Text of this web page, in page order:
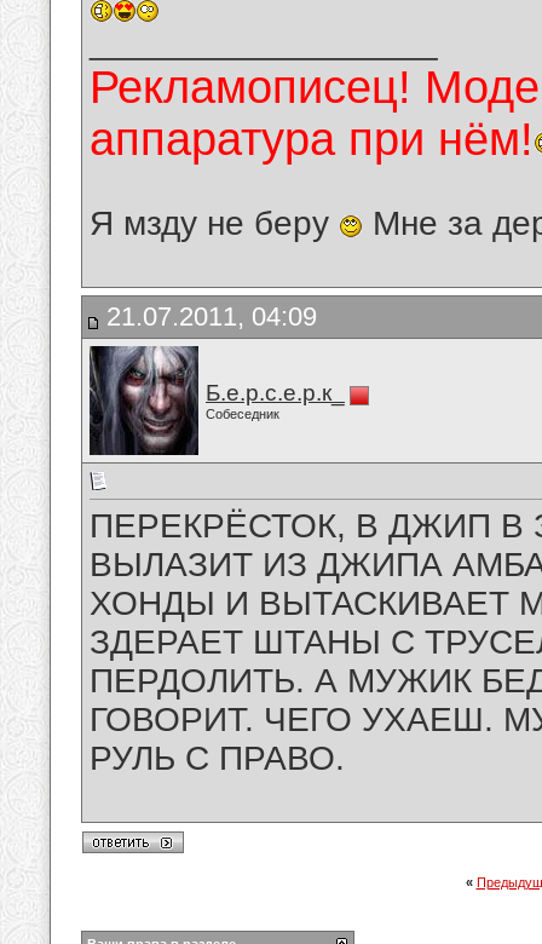
Рекламописец!
аппаратура при нём!
Я мзду не беру Мне за
21.07.2011, 04:09
Б.е.р.с.е.р.к_
Собеседник
ПЕРЕКРЁСТОК, В ДЖИП В
ВЫЛАЗИТ ИЗ ДЖИПА
ХОНДЫ И ВЫТАСКИВАЕТ
ЗДЕРАЕТ ШТАНЫ С
ПЕРДОЛИТЬ. А МУЖИК
ГОВОРИТ. ЧЕГО УХАЕШ.
РУЛЬ С ПРАВО.
«